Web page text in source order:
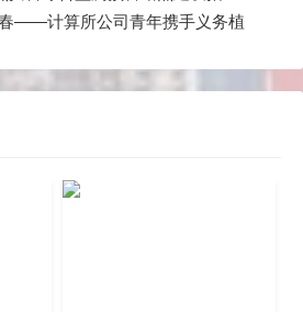
发布
春——计算所公司青年携手义务植